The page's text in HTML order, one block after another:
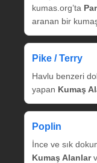
kumas.org’ta
aranan bir
Pike / Terry
Havlu benzeri
yapan Kumaş
Poplin
İnce ve sık
Kumaş Alanlar